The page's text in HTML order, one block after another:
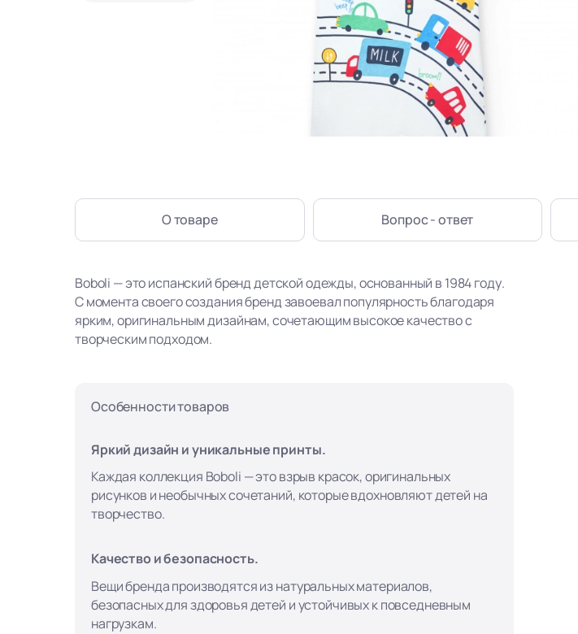
О товаре Вопрос - ответ
Boboli — это испанский бренд детской одежды, основанный в 1984 году.
С момента своего создания бренд завоевал популярность благодаря
ярким, оригинальным дизайнам, сочетающим высокое качество с
творческим подходом.
Особенности товаров
Яркий дизайн и уникальные принты.
Каждая коллекция Boboli — это взрыв красок, оригинальных
рисунков и необычных сочетаний, которые вдохновляют детей на
творчество.
Качество и безопасность.
Вещи бренда производятся из натуральных материалов,
безопасных для здоровья детей и устойчивых к повседневным
нагрузкам.